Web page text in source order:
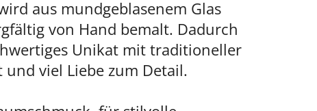
aus mundgeblasenem Glas
von Hand bemalt. Dadurch
Unikat mit traditioneller
und viel Liebe zum Detail.